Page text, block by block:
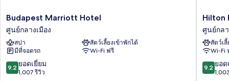
นจ์
ได้,
วิว
แม่น้ำ
ได้,
วิว
แม่น้ำ
Budapest
Marriott
Hotel
ศูนย์กลาง
เมือง
Budapest Marriott Hotel
ศูนย์กลางเมือง
สปา
สัตว์เลี้ยงเข้าพักได้
มีที่จอดรถ
Wi-Fi ฟรี
9.2
จาก
9.2 ยอดเยี่ยม
1,007 รีวิว
Hilton
ศูนย์กล
เมือง
Hilton
ศูนย์กลา
สัตว์เ
Wi-Fi
9.2
จาก
9.2 ยอด